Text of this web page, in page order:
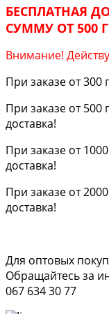
БЕСПЛАТНАЯ
СУММУ ОТ 500
Внимание!
При заказе от 300
При заказе от 500
доставка!
При заказе от
доставка!
При заказе от
доставка!
Для оптовых
Обращайтесь за
067 634 30 77